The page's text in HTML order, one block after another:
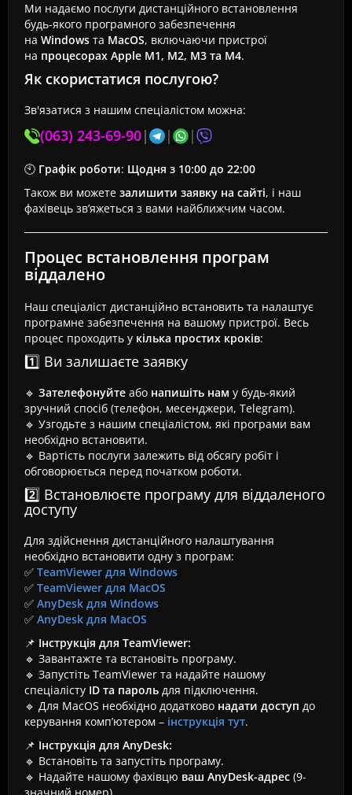
Ми надаємо послуги дистанційного встановлення
будь-якого програмного забезпечення
на Windows та MacOS, включаючи пристрої
на процесорах Apple M1, M2, M3 та M4.
Як скористатися послугою?
Зв'язатися з нашим спеціалістом можна:
(063) 243-69-90| | |
🕙 Графік роботи: Щодня з 10:00 до 22:00
Також ви можете залишити заявку на сайті, і наш
фахівець зв’яжеться з вами найближчим часом.
Процес встановлення програм
віддалено
Наш спеціаліст дистанційно встановить та налаштує
програмне забезпечення на вашому пристрої. Весь
процес проходить у кілька простих кроків:
1️⃣ Ви залишаєте заявку
🔹 Зателефонуйте або напишіть нам у будь-який
зручний спосіб (телефон, месенджери, Telegram).
🔹 Узгодьте з нашим спеціалістом, які програми вам
необхідно встановити.
🔹 Вартість послуги залежить від обсягу робіт і
обговорюється перед початком роботи.
2️⃣ Встановлюєте програму для віддаленого
доступу
Для здійснення дистанційного налаштування
необхідно встановити одну з програм:
✅ TeamViewer для Windows
✅ TeamViewer для MacOS
✅ AnyDesk для Windows
✅ AnyDesk для MacOS
📌 Інструкція для TeamViewer:
🔹 Завантажте та встановіть програму.
🔹 Запустіть TeamViewer та надайте нашому
спеціалісту ID та пароль для підключення.
🔹 Для MacOS необхідно додатково надати доступ до
керування комп’ютером – інструкція тут.
📌 Інструкція для AnyDesk:
🔹 Встановіть та запустіть програму.
🔹 Надайте нашому фахівцю ваш AnyDesk-адрес (9-